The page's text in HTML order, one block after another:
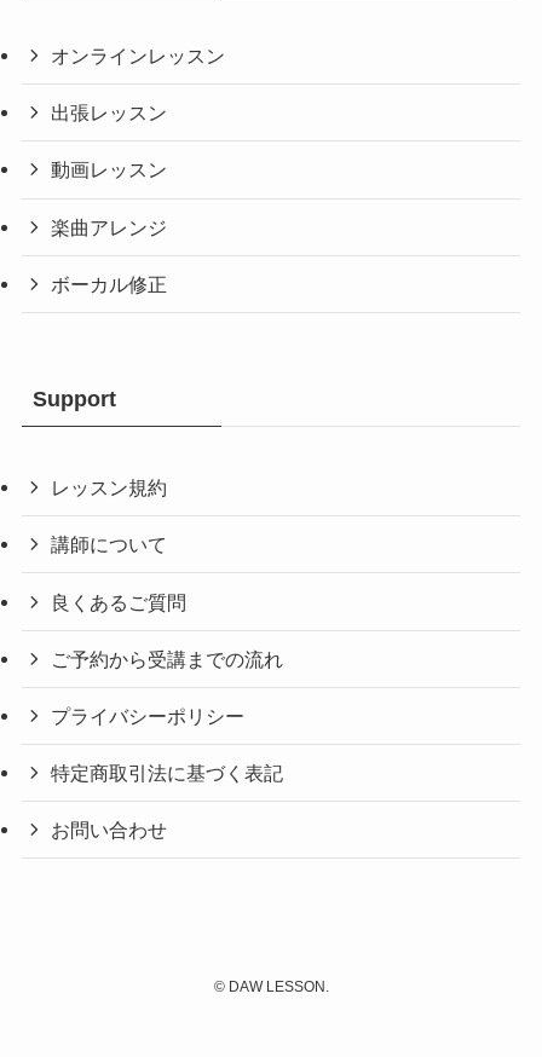
オンラインレッスン
出張レッスン
動画レッスン
楽曲アレンジ
ボーカル修正
Support
レッスン規約
講師について
良くあるご質問
ご予約から受講までの流れ
プライバシーポリシー
特定商取引法に基づく表記
お問い合わせ
©DAW LESSON.